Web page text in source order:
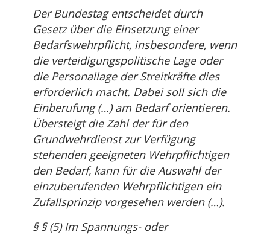
Der Bundestag entscheidet durch
Gesetz über die Einsetzung einer
Bedarfswehrpflicht, insbesondere, wenn
die verteidigungspolitische Lage oder
die Personallage der Streitkräfte dies
erforderlich macht. Dabei soll sich die
Einberufung (…) am Bedarf orientieren.
Übersteigt die Zahl der für den
Grundwehrdienst zur Verfügung
stehenden geeigneten Wehrpflichtigen
den Bedarf, kann für die Auswahl der
einzuberufenden Wehrpflichtigen ein
Zufallsprinzip vorgesehen werden (…).
§ § (5) Im Spannungs- oder